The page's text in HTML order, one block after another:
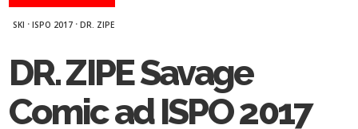
SKI ·ISPO 2017 ·DR. ZIPE
DR. ZIPE Savage
Comic ad ISPO 2017